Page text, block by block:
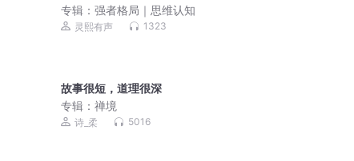
专辑：强者格局｜思维认知
灵熙有声 1323
故事很短，道理很深
专辑：禅境
诗_柔 5016